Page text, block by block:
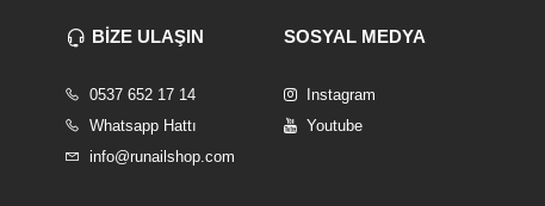
BİZE ULAŞIN
0537 652 17 14
Whatsapp Hattı
info@runailshop.com
SOSYAL MEDYA
Instagram
Youtube